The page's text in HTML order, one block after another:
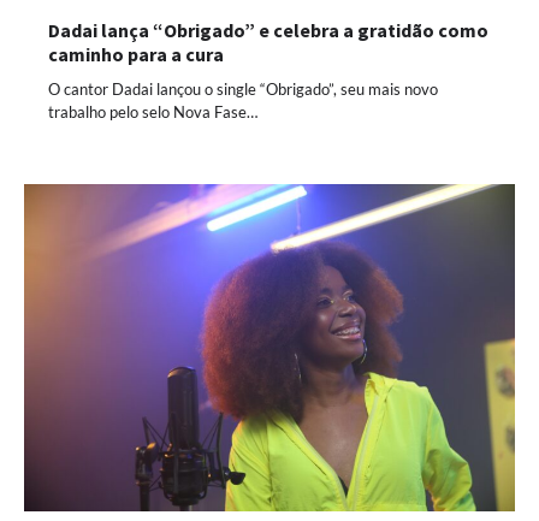
Dadai lança “Obrigado” e celebra a gratidão como
caminho para a cura
O cantor Dadai lançou o single “Obrigado”, seu mais novo
trabalho pelo selo Nova Fase…